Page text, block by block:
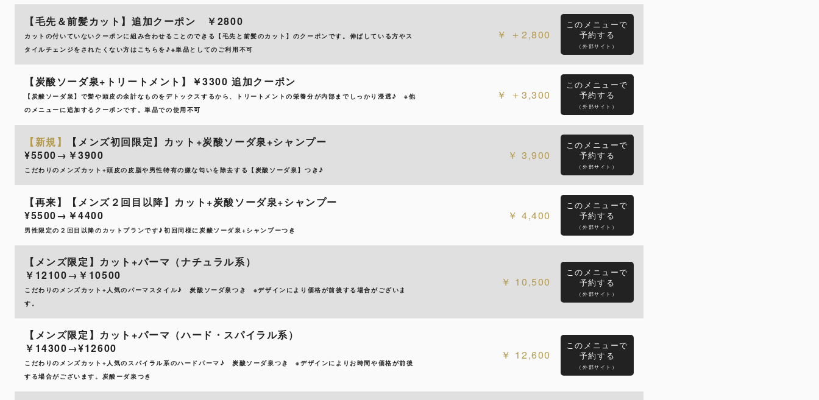
【毛先＆前髪カット】追加クーポン ￥2800
カットの付いていないクーポンに組み合わせることのできる【毛先と前髪のカット】のクーポンです。伸ばしている方やス
タイルチェンジをされたくない方はこちらを♪※単品としてのご利用不可
＋2,800
このメニューで
予約する
（外部サイト）
【炭酸ソーダ泉+トリートメント】￥3300 追加クーポン
【炭酸ソーダ泉】で髪や頭皮の余計なものをデトックスするから、トリートメントの栄養分が内部までしっかり浸透♪ ※他
のメニューに追加するクーポンです。単品での使用不可
＋3,300
このメニューで
予約する
（外部サイト）
【新規】
【メンズ初回限定】カット+炭酸ソーダ泉+シャンプー
¥5500→￥3900
こだわりのメンズカット+頭皮の皮脂や男性特有の嫌な匂いを除去する【炭酸ソーダ泉】つき♪
3,900
このメニューで
予約する
（外部サイト）
【再来】【メンズ２回目以降】カット+炭酸ソーダ泉+シャンプー
¥5500→￥4400
男性限定の２回目以降のカットプランです♪初回同様に炭酸ソーダ泉+シャンプーつき
4,400
このメニューで
予約する
（外部サイト）
【メンズ限定】カット+パーマ（ナチュラル系）
￥12100→￥10500
こだわりのメンズカット+人気のパーマスタイル♪ 炭酸ソーダ泉つき ※デザインにより価格が前後する場合がございま
す。
10,500
このメニューで
予約する
（外部サイト）
【メンズ限定】カット+パーマ（ハード・スパイラル系）
￥14300→¥12600
こだわりのメンズカット+人気のスパイラル系のハードパーマ♪ 炭酸ソーダ泉つき ※デザインによりお時間や価格が前後
する場合がございます。炭酸ーダ泉つき
12,600
このメニューで
予約する
（外部サイト）